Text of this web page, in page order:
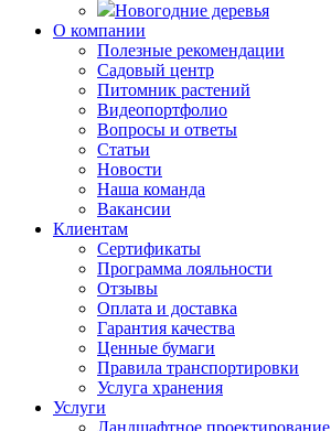
Новогодние деревья
О компании
Полезные рекомендации
Садовый центр
Питомник растений
Видеопортфолио
Вопросы и ответы
Статьи
Новости
Наша команда
Вакансии
Клиентам
Сертификаты
Программа лояльности
Отзывы
Оплата и доставка
Гарантия качества
Ценные бумаги
Правила транспортировки
Услуга хранения
Услуги
Ландшафтное проектирование